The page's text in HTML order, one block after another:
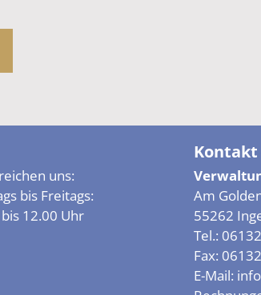
uns:
bis Freitags:
12.00 Uhr
Kontakt
Am
55262
Tel.:
Fax:
E-Mail: